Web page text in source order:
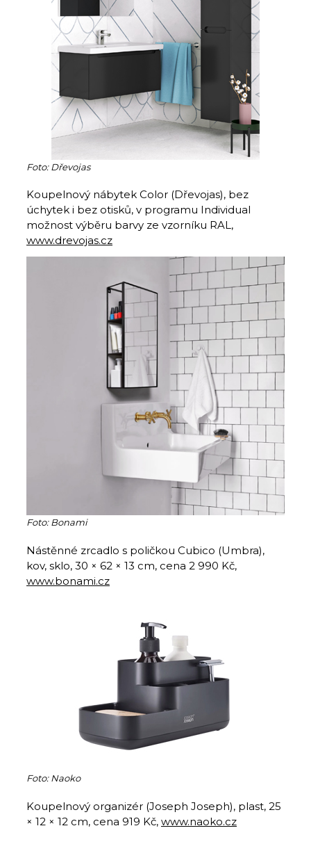
Foto: Dřevojas
Koupelnový nábytek Color (Dřevojas), bez
úchytek i bez otisků, v programu Individual
možnost výběru barvy ze vzorníku RAL,
www.drevojas.cz
Foto: Bonami
Nástěnné zrcadlo s poličkou Cubico (Umbra),
kov, sklo, 30 × 62 × 13 cm, cena 2 990 Kč,
www.bonami.cz
Foto: Naoko
Koupelnový organizér (Joseph Joseph), plast, 25
× 12 × 12 cm, cena 919 Kč, www.naoko.cz